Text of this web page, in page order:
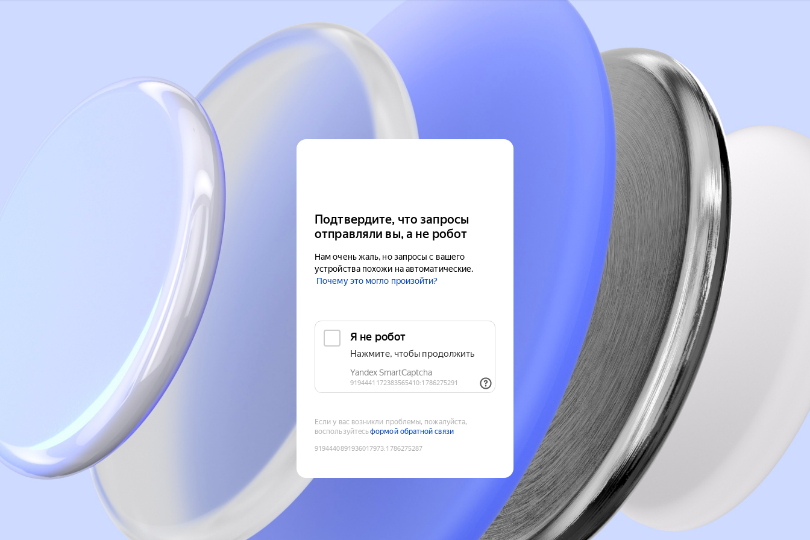
Подтвердите, что запросы
отправляли вы, а не робот
Нам очень жаль, но запросы с вашего
устройства похожи на автоматические.
Почему это могло произойти?
Если у вас возникли проблемы, пожалуйста,
воспользуйтесьформой обратной связи
9194440891936017973:1786275287